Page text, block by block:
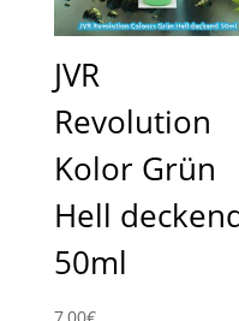
JVR
Revolution
Kolor Grün
Hell
50ml